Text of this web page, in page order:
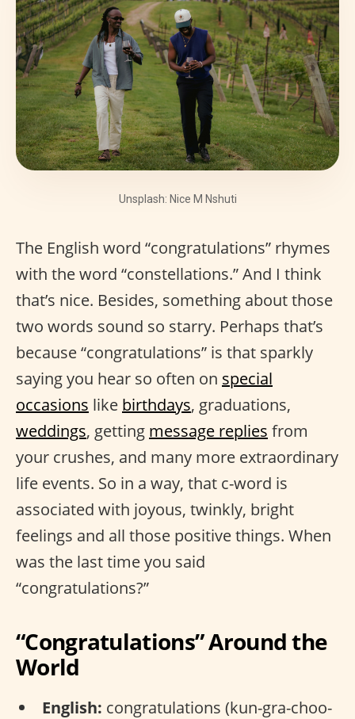
Unsplash: Nice M Nshuti
The English word “congratulations” rhymes
with the word “constellations.” And I think
that’s nice. Besides, something about those
two words sound so starry. Perhaps that’s
because “congratulations” is that sparkly
saying you hear so often on special
occasions like birthdays, graduations,
weddings, getting message replies from
your crushes, and many more extraordinary
life events. So in a way, that c-word is
associated with joyous, twinkly, bright
feelings and all those positive things. When
was the last time you said
“congratulations?”
“Congratulations” Around the
World
English: congratulations (kun-gra-choo-